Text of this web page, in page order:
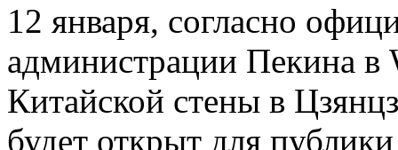
12 января, согласно
администрации Пекина в
Китайской стены в
будет открыт для